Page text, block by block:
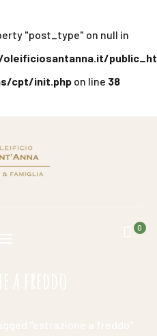
"post_type" on null in
oleificiosantanna.it/
cpt/init.php on line 38
0